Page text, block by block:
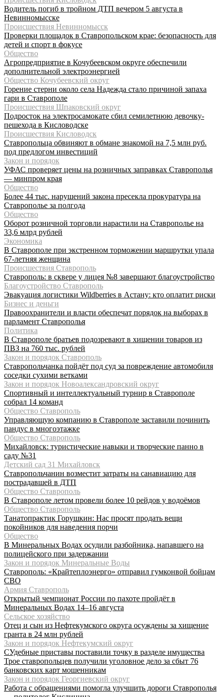
Водитель погиб в тройном ДТП вечером 5 августа в
Невинномысске
Происшествия Невинномысск
Проверки площадок в Ставропольском крае: безопасность для
детей и спорт в фокусе
Общество
Агропредприятие в Кочубеевском округе обеспечили
дополнительной электроэнергией
Общество Кочубеевский округ
Горение стерни около села Надежда стало причиной запаха
гари в Ставрополе
Происшествия Шпаковский округ
Подросток на электросамокате сбил семилетнюю девочку-
пешехода в Кисловодске
Происшествия Кисловодск
Ставропольца обвиняют в обмане знакомой на 7,5 млн руб.
под предлогом инвестиций
Закон и порядок
УФАС проверяет цены на розничных заправках Ставрополья
— минпром края
Общество
Более 44 тыс. нарушений закона пресекла прокуратура на
Ставрополье за полгода
Общество
Оборот розничной торговли нарастили на Ставрополье на
33,6 млрд рублей
Экономика
В Ставрополе при экстренном торможении маршрутки упала
67-летняя женщина
Происшествия Ставрополь
Ставрополь: в сквере у лицея №8 завершают благоустройство
Благоустройство Ставрополь
Эвакуация логистики Wildberries в Астану: кто оплатит риски
Бизнес и деньги
Правоохранители и власти обеспечат порядок на выборах в
парламент Ставрополья
Политика
В Ставрополе братьев подозревают в хищении товаров из
ПВЗ на 760 тыс. рублей
Закон и порядок Ставрополь
Ставропольчанка пойдёт под суд за повреждение автомобиля
соседки сухими ветками
Закон и порядок Новоалександровский округ
Спортивный и интеллектуальный турнир в Ставрополе
собрал 14 команд
Общество Ставрополь
Управляющую компанию в Ставрополе заставили починить
пандус в многоэтажке
Общество Ставрополь
Михайловск: туристические навыки и творческие панно в
саду №31
Детский сад 31 Михайловск
Ставропольчанин возместит затраты на санавиацию для
пострадавшей в ДТП
Общество Ставрополь
В Ставрополе летом провели более 10 рейдов у водоёмов
Общество Ставрополь
Танатопрактик Горушкин: Нас просят продать вещи
покойников для наведения порчи
Общество
В Минеральных Водах осудили разбойника, напавшего на
полицейского при задержании
Закон и порядок Минеральные Воды
Ставрополь: «Крайтеплоэнерго» отправил гумконвой бойцам
СВО
Армия Ставрополь
Открытый чемпионат России по пахоте пройдёт в
Минеральных Водах 14–16 августа
Сельское хозяйство
Отец и сын из Нефтекумского округа осуждены за хищение
гранта в 24 млн рублей
Закон и порядок Нефтекумский округ
СУдебные приставы поставили точку в разделе имущества
Трое ставропольцев получили уголовное дело за сбыт 76
банковских карт мошенникам
Закон и порядок Георгиевский округ
Работа с обращениями помогла улучшить дороги Ставрополья